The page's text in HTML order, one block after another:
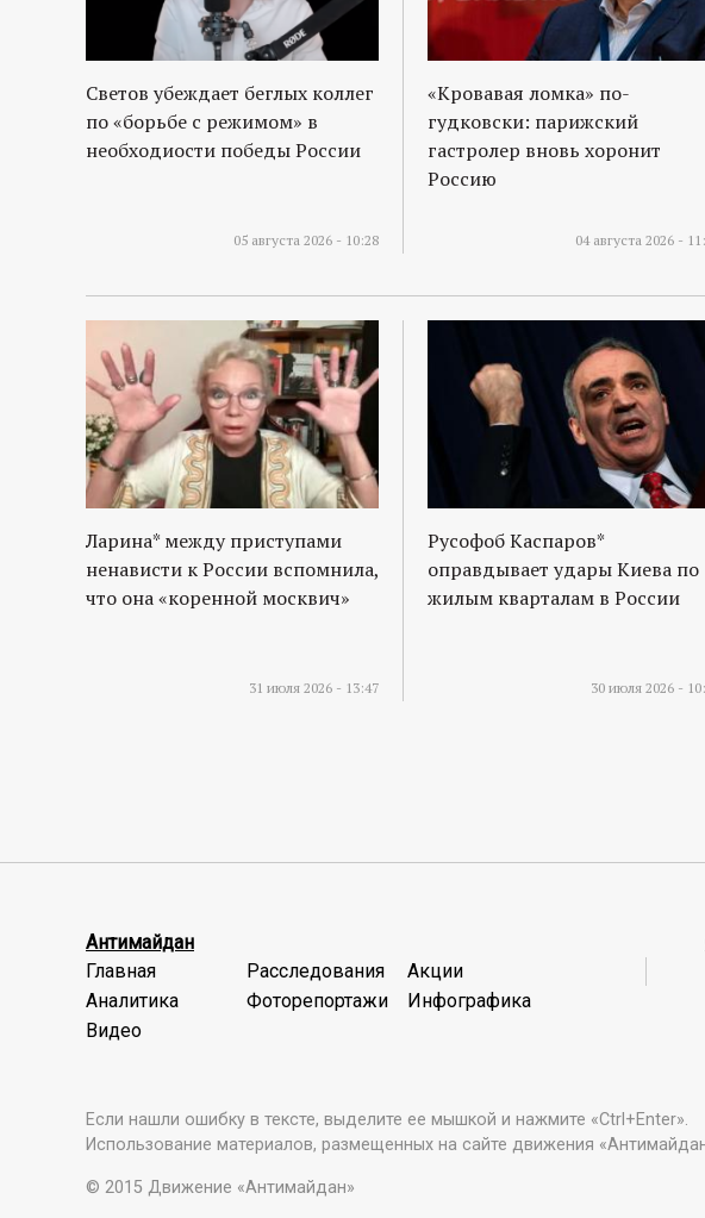
Светов убеждает беглых коллег
по «борьбе с режимом» в
необходиости победы России
05 августа 2026 - 10:28
«Кровавая ломка» по-
гудковски: парижский
гастролер вновь хоронит
Россию
04 августа 2026 -
Ларина* между приступами
ненависти к России вспомнила,
что она «коренной москвич»
31 июля 2026 - 13:47
Русофоб Каспаров*
оправдывает удары Киева по
жилым кварталам в России
30 июля 2026 -
Антимайдан
Главная
Расследования
Акции
Аналитика
Фоторепортажи
Инфографика
Видео
Если нашли ошибку в тексте, выделите ее мышкой и нажмите «Ctrl+Enter».
Использование материалов, размещенных на сайте движения
© 2015 Движение «Антимайдан»